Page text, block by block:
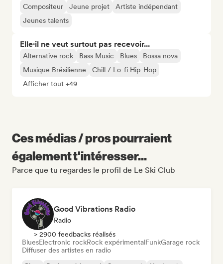
Compositeur Jeune projet
Artiste indépendant
Jeunes talents
Elle·il ne veut surtout pas recevoir...
Alternative rock Bass Music Blues
Bossa nova
Musique Brésilienne
Chill / Lo-fi Hip-Hop
Afficher tout +49
Ces médias / pros pourraient
également t'intéresser...
Parce que tu regardes le profil de Le Ski Club
Good Vibrations Radio
Radio
> 2900 feedbacks réalisés
BluesElectronic rockRock expérimentalFunkGarage rock
Diffuser des artistes en radio